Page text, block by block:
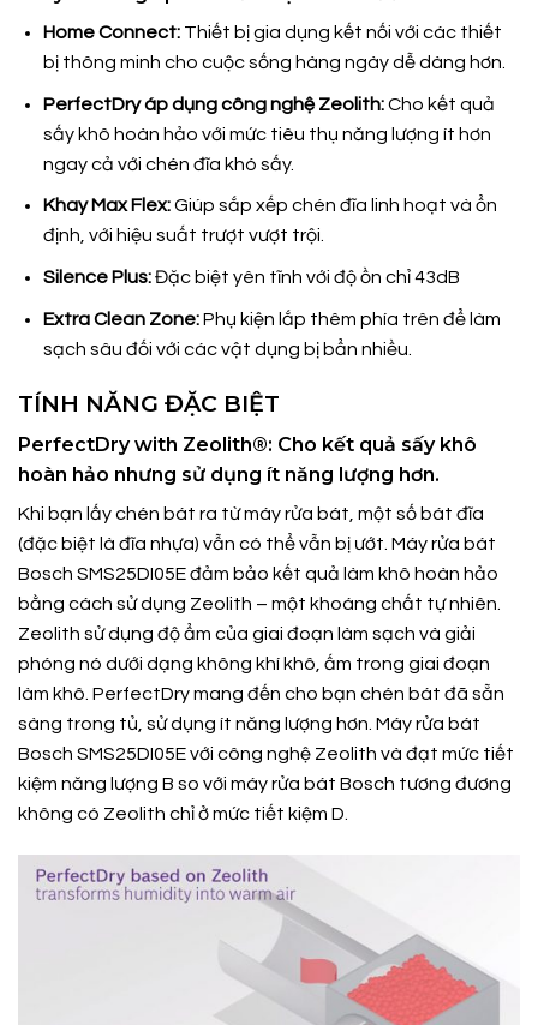
Home Connect:Thiết bị gia dụng kết nối với các thiết
bị thông minh cho cuộc sống hàng ngày dễ dàng hơn.
PerfectDry áp dụng công nghệ Zeolith:Cho kết quả
sấy khô hoàn hảo với mức tiêu thụ năng lượng ít hơn
ngay cả với chén đĩa khó sấy.
Khay Max Flex:Giúp sắp xếp chén đĩa linh hoạt và ổn
định, với hiệu suất trượt vượt trội.
Silence Plus:Đặc biệt yên tĩnh với độ ồn chỉ 43dB
Extra Clean Zone:Phụ kiện lắp thêm phía trên để làm
sạch sâu đối với các vật dụng bị bẩn nhiều.
TÍNH NĂNG ĐẶC BIỆT
PerfectDry with Zeolith®: Cho kết quả sấy khô
hoàn hảo nhưng sử dụng ít năng lượng hơn.
Khi bạn lấy chén bát ra từ máy rửa bát, một số bát đĩa
(đặc biệt là đĩa nhựa) vẫn có thể vẫn bị ướt. Máy rửa bát
Bosch SMS25DI05E đảm bảo kết quả làm khô hoàn hảo
bằng cách sử dụng Zeolith – một khoáng chất tự nhiên.
Zeolith sử dụng độ ẩm của giai đoạn làm sạch và giải
phóng nó dưới dạng không khí khô, ấm trong giai đoạn
làm khô. PerfectDry mang đến cho bạn chén bát đã sẵn
sàng trong tủ, sử dụng ít năng lượng hơn. Máy rửa bát
Bosch SMS25DI05E với công nghệ Zeolith và đạt mức tiết
kiệm năng lượng B so với máy rửa bát Bosch tương đương
không có Zeolith chỉ ở mức tiết kiệm D.